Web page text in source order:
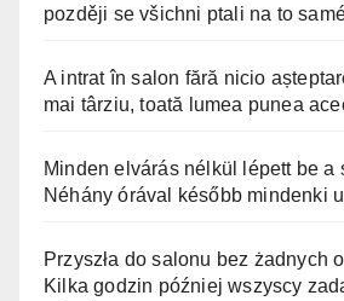
později se všichni ptali na to
A intrat în salon fără nicio
mai târziu, toată lumea punea
Minden elvárás nélkül lépett be a
Néhány órával később mindenki
Przyszła do salonu bez żadnych
Kilka godzin później wszyscy